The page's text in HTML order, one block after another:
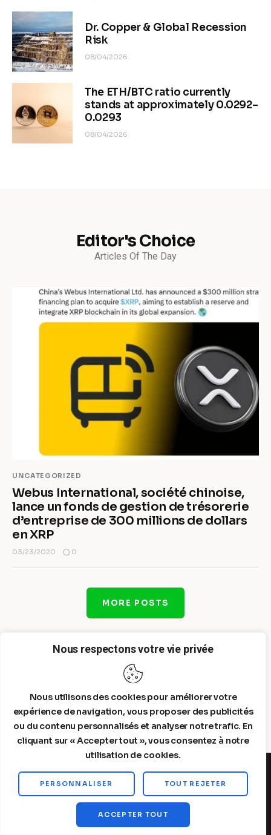
Nous respectons votre vie privée
Nous utilisons des cookies pour améliorer votre
expérience de navigation, vous proposer des publicités
ou du contenu personnalisés et analyser notre trafic. En
cliquant sur « Accepter tout », vous consentez à notre
utilisation de cookies.
PERSONNALISER TOUT REJETER
ACCEPTER TOUT
Dr. Copper & Global Recession
Risk
08/04/2026
The ETH/BTC ratio currently
stands at approximately 0.0292–
0.0293
08/04/2026
Editor's Choice
Articles Of The Day
UNCATEGORIZED
Webus International, société chinoise,
lance un fonds de gestion de trésorerie
d’entreprise de 300 millions de dollars
en XRP
03/23/2020 0
MORE POSTS
Steelldy© 2026. All Rights Reserved.